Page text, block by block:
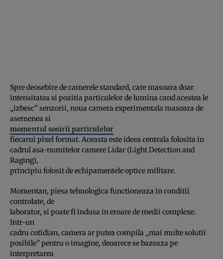
Spre deosebire de camerele standard, care masoara doar
intensitatea si pozitia particulelor de lumina cand acestea le
„izbesc” senzorii, noua camera experimentala masoara de
asemenea si
momentul sosirii particulelor
fiecarui pixel format. Aceasta este ideea centrala folosita in
cadrul asa-numitelor camere Lidar (Light Detection and
Raging),
principiu folosit de echipamentele optice militare.
Momentan, piesa tehnologica functioneaza in conditii
controlate, de
laborator, si poate fi indusa in eroare de medii complexe.
Intr-un
cadru cotidian, camera ar putea compila „mai multe solutii
posibile” pentru o imagine, deoarece se bazeaza pe
interpretarea